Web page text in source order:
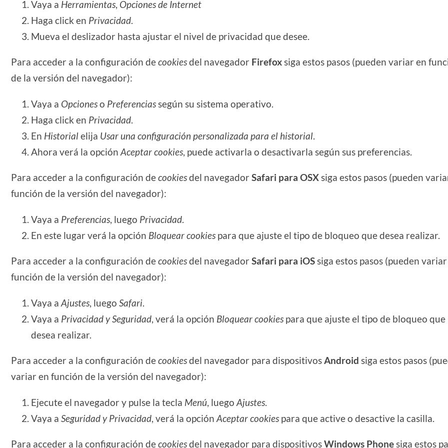
Vaya a Herramientas, Opciones de Internet
Haga click en Privacidad.
Mueva el deslizador hasta ajustar el nivel de privacidad que desee.
Para acceder a la configuración decookiesdel navegador Firefoxsiga estos pasos (pueden variar en
de la versión del navegador):
Vaya a Opcioneso Preferenciassegún su sistema operativo.
Haga click en Privacidad.
En Historialelija Usar una configuración personalizada para el historial.
Ahora verá la opción Aceptar cookies, puede activarla o desactivarla según sus preferencias.
Para acceder a la configuración decookiesdel navegador Safari para OSXsiga estos pasos (pueden
función de la versión del navegador):
Vaya a Preferencias, luego Privacidad.
En este lugar verá la opción Bloquear cookies para que ajuste el tipo de bloqueo que desea realizar.
Para acceder a la configuración decookiesdel navegador Safari para iOSsiga estos pasos (pueden
función de la versión del navegador):
Vaya a Ajustes, luego Safari.
Vaya a Privacidad y Seguridad, verá la opción Bloquear cookies para que ajuste el tipo de bloqueo que
desea realizar.
Para acceder a la configuración decookiesdel navegador para dispositivosAndroid siga estos pasos
variar en función de la versión del navegador):
Ejecute el navegador y pulse la tecla Menú, luego Ajustes.
Vaya a Seguridad y Privacidad, verá la opción Aceptar cookies para que active o desactive la casilla.
Para acceder a la configuración decookiesdel navegador para dispositivosWindows Phonesiga estos